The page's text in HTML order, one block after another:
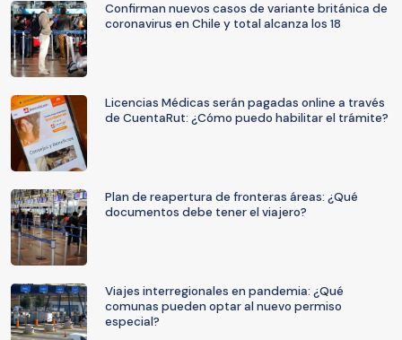
Confirman nuevos casos de variante británica de
coronavirus en Chile y total alcanza los 18
Licencias Médicas serán pagadas online a través
de CuentaRut: ¿Cómo puedo habilitar el trámite?
Plan de reapertura de fronteras áreas: ¿Qué
documentos debe tener el viajero?
Viajes interregionales en pandemia: ¿Qué
comunas pueden optar al nuevo permiso
especial?